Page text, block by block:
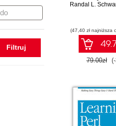
Randal L.
(47,40 zł najniższa
79.00zł